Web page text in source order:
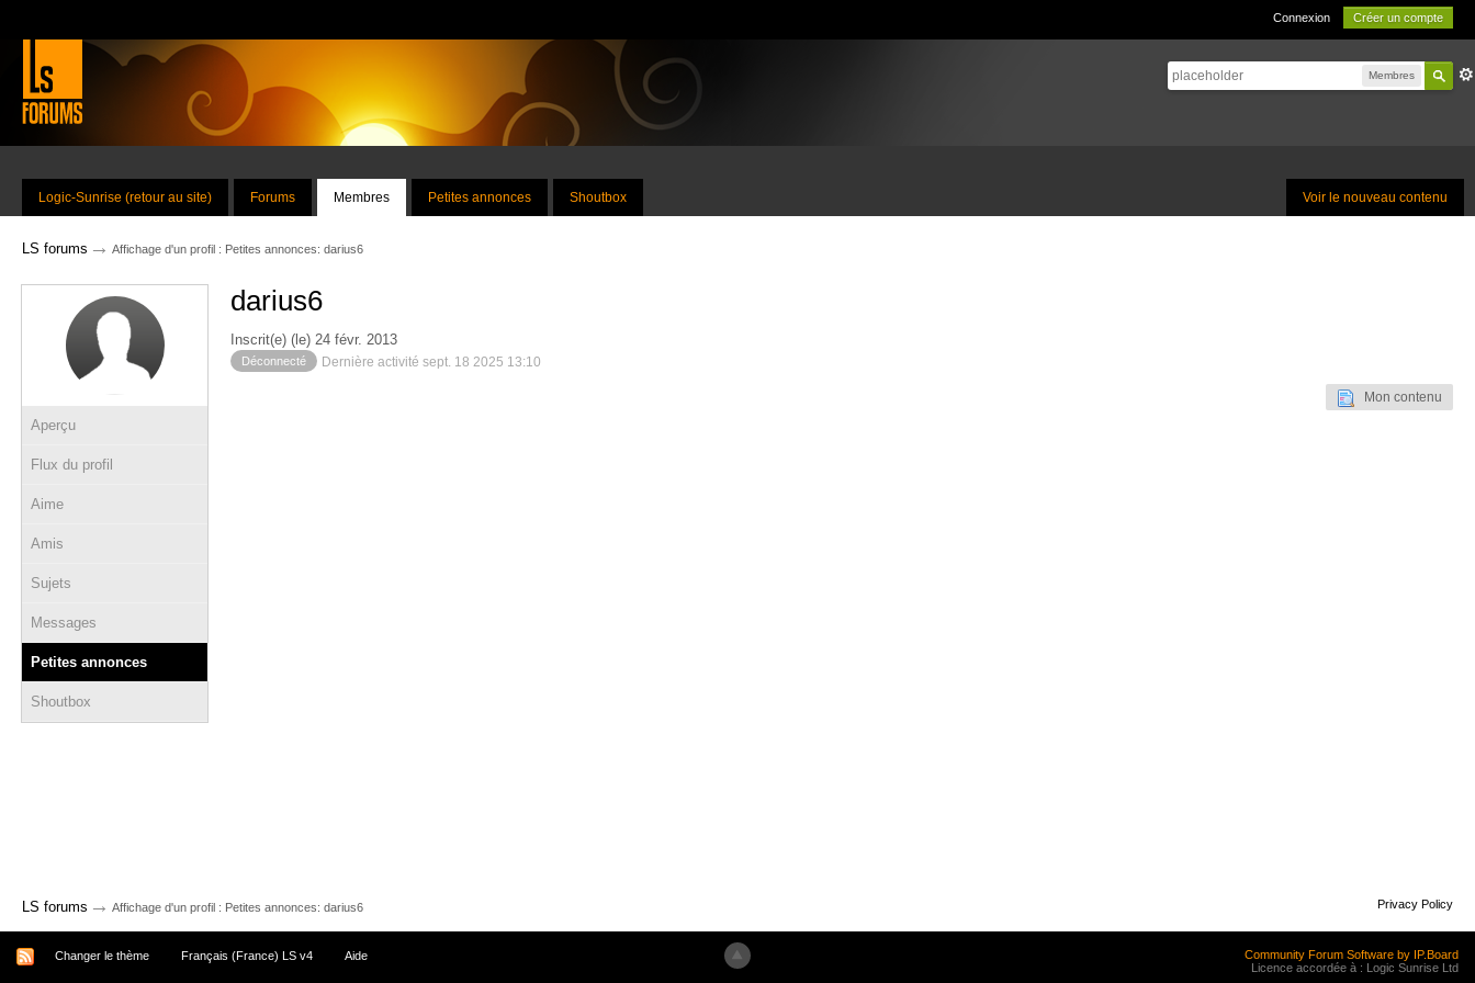
Connexion Créer un compte
Membres
Voir le nouveau contenu
Logic-Sunrise (retour au site) Forums Membres Petites annonces Shoutbox
LS forums → Affichage d'un profil : Petites annonces: darius6
Aperçu
Flux du profil
Aime
Amis
Sujets
Messages
Petites annonces
Shoutbox
darius6
Inscrit(e) (le) 24 févr. 2013
Déconnecté Dernière activité sept. 18 2025 13:10
Mon contenu
LS forums → Affichage d'un profil : Petites annonces: darius6 Privacy Policy
Changer le thème Français (France) LS v4 Aide
Community Forum Software by IP.Board
Licence accordée à : Logic Sunrise Ltd